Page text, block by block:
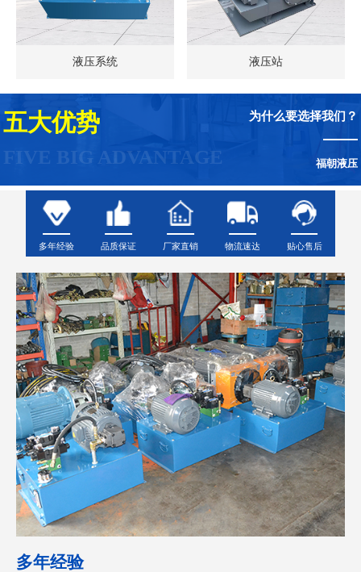
液压系统 液压站
五大优势
FIVE BIG ADVANTAGE
为什么要选择我们？
福朝液压
多年经验 品质保证 厂家直销 物流速达 贴心售后
多年经验